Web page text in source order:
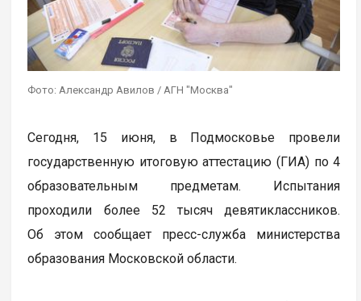
Фото: Александр Авилов / АГН "Москва"
Сегодня, 15 июня, в Подмосковье провели
государственную итоговую аттестацию (ГИА) по 4
образовательным предметам. Испытания
проходили более 52 тысяч девятиклассников.
Об этом сообщает пресс-служба министерства
образования Московской области.